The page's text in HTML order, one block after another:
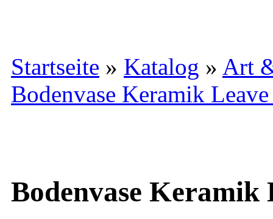
Startseite » Katalog » Art
Bodenvase Keramik
Bodenvase Keramik